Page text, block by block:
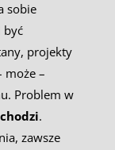
sobie
być
projekty
może –
Problem w
.
zawsze